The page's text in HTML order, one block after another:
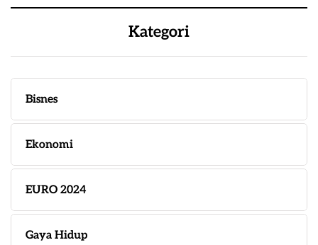
Kategori
Bisnes
Ekonomi
EURO 2024
Gaya Hidup